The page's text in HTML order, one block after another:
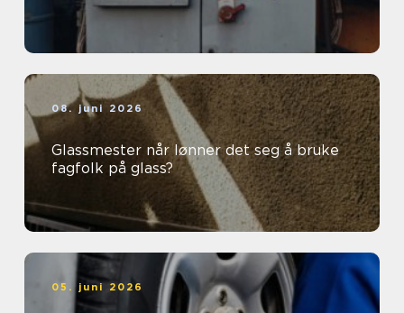
08. juni 2026
Glassmester når lønner det seg å bruke
fagfolk på glass?
05. juni 2026